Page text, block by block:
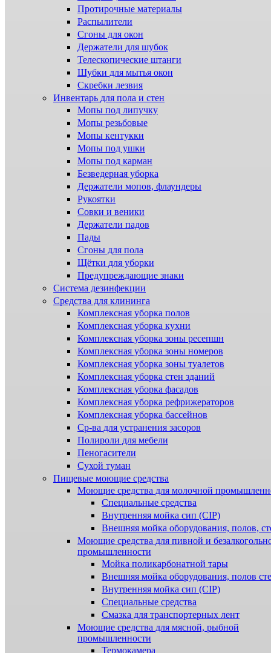
Протирочные материалы
Распылители
Сгоны для окон
Держатели для шубок
Телескопические штанги
Шубки для мытья окон
Скребки лезвия
Инвентарь для пола и стен
Мопы под липучку
Мопы резьбовые
Мопы кентукки
Мопы под ушки
Мопы под карман
Безведерная уборка
Держатели мопов, флаундеры
Рукоятки
Совки и веники
Держатели падов
Пады
Сгоны для пола
Щётки для уборки
Предупреждающие знаки
Система дезинфекции
Cредства для клининга
Комплексная уборка полов
Комплексная уборка кухни
Комплексная уборка зоны ресепшн
Комплексная уборка зоны номеров
Комплексная уборка зоны туалетов
Комплексная уборка стен зданий
Комплексная уборка фасадов
Комплексная уборка рефрижераторов
Комплексная уборка бассейнов
Ср-ва для устранения засоров
Полироли для мебели
Пеногасители
Сухой туман
Пищевые моющие средства
Моющие средства для молочной
Специальные средства
Внутренняя мойка сип (CIP)
Внешняя мойка оборудования, полов,
Моющие средства для пивной и
промышленности
Мойка поликарбонатной тары
Внешняя мойка оборудования, полов
Внутренняя мойка сип (CIP)
Специальные средства
Смазка для транспортерных лент
Моющие средства для мясной, рыбной
промышленности
Термокамера